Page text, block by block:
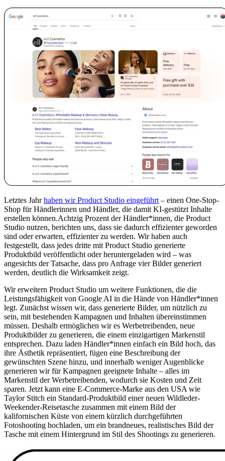
Letztes Jahrhaben wir Product Studio eingeführt – einen One-Stop-
Shop für Händlerinnen und Händler, die damit KI-gestützt Inhalte
erstellen können.Achtzig Prozent der Händler*innen, die Product
Studio nutzen, berichten uns, dass sie dadurch effizienter geworden
sind oder erwarten, effizienter zu werden. Wir haben auch
festgestellt, dass jedes dritte mit Product Studio generierte
Produktbild veröffentlicht oder heruntergeladen wird – was
angesichts der Tatsache, dass pro Anfrage vier Bilder generiert
werden, deutlich die Wirksamkeit zeigt.
Wir erweitern Product Studio um weitere Funktionen, die die
Leistungsfähigkeit von Google AI in die Hände von Händler*innen
legt. Zunächst wissen wir, dass generierte Bilder, um nützlich zu
sein, mit bestehenden Kampagnen und Inhalten übereinstimmen
müssen. Deshalb ermöglichen wir es Werbetreibenden, neue
Produktbilder zu generieren, die einem einzigartigen Markenstil
entsprechen. Dazu laden Händler*innen einfach ein Bild hoch, das
ihre Ästhetik repräsentiert, fügen eine Beschreibung der
gewünschten Szene hinzu, und innerhalb weniger Augenblicke
generieren wir für Kampagnen geeignete Inhalte – alles im
Markenstil der Werbetreibenden, wodurch sie Kosten und Zeit
sparen. Jetzt kann eine E-Commerce-Marke aus den USA wie
Taylor Stitch ein Standard-Produktbild einer neuen Wildleder-
Weekender-Reisetasche zusammen mit einem Bild der
kalifornischen Küste von einem kürzlich durchgeführten
Fotoshooting hochladen, um ein brandneues, realistisches Bild der
Tasche mit einem Hintergrund im Stil des Shootings zu generieren.